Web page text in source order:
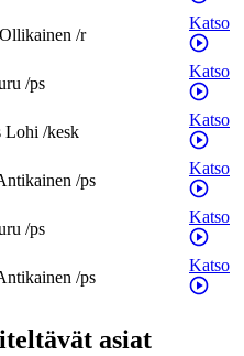
Ollikainen /r
Katso
/ps
Katso
Lohi /kesk
Katso
/ps
Katso
/ps
Katso
/ps
Katso
asiat